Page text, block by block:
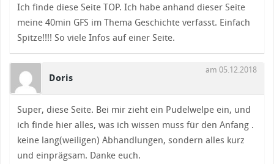
Ich finde diese Seite TOP. Ich habe anhand dieser Seite
meine 40min GFS im Thema Geschichte verfasst. Einfach
Spitze!!!! So viele Infos auf einer Seite.
Doris
am 05.12.2018
Super, diese Seite. Bei mir zieht ein Pudelwelpe ein, und
ich finde hier alles, was ich wissen muss für den Anfang .
keine lang(weiligen) Abhandlungen, sondern alles kurz
und einprägsam. Danke euch.